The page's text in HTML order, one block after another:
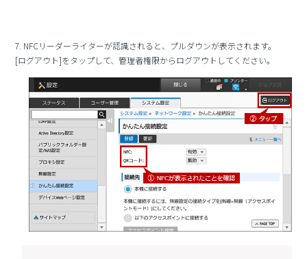
7. NFCリーダーライターが認識されると、プルダウンが表示されます。
[ログアウト]をタップして、管理者権限からログアウトしてください。